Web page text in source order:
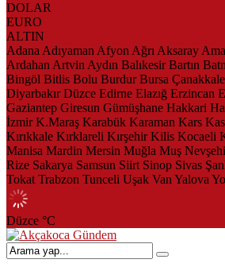
DOLAR
EURO
ALTIN
Adana Adıyaman Afyon Ağrı Aksaray
Ardahan Artvin Aydın Balıkesir Bartın
Bingöl Bitlis Bolu Burdur Bursa Çanakkale
Diyarbakır Düzce Edirne Elazığ Erzincan
Gaziantep Giresun Gümüşhane Hakkari
İzmir K.Maraş Karabük Karaman Kars
Kırıkkale Kırklareli Kırşehir Kilis Kocaeli
Manisa Mardin Mersin Muğla Muş
Rize Sakarya Samsun Siirt Sinop Sivas
Tokat Trabzon Tunceli Uşak Van Yalova
Düzce °C